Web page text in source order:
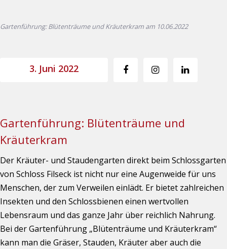
Gartenführung: Blütenträume und Kräuterkram am 10.06.2022
3. Juni 2022
Gartenführung: Blütenträume und
Kräuterkram
Der Kräuter- und Staudengarten direkt beim Schlossgarten
von Schloss Filseck ist nicht nur eine Augenweide für uns
Menschen, der zum Verweilen einlädt. Er bietet zahlreichen
Insekten und den Schlossbienen einen wertvollen
Lebensraum und das ganze Jahr über reichlich Nahrung.
Bei der Gartenführung „Blütenträume und Kräuterkram“
kann man die Gräser, Stauden, Kräuter aber auch die